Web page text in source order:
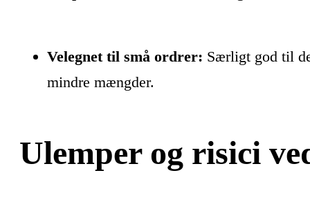
Velegnet til små ordrer: Særligt god til
mindre mængder.
Ulemper og risici